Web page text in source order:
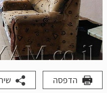
הדפסה